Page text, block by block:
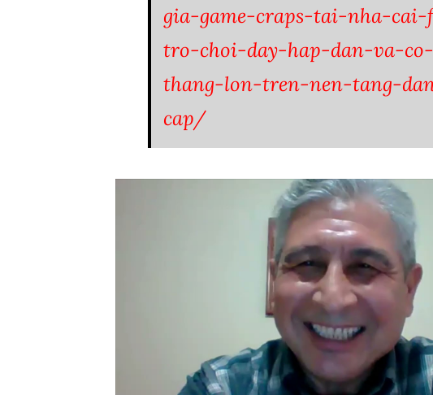
gia-game-craps-tai-nha-cai-
tro-choi-day-hap-dan-va-
thang-lon-tren-nen-tang-
cap/